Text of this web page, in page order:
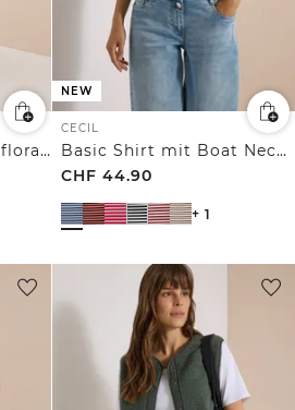
Knielanges Kleid mit floralem Muster
NEW
CECIL
Basic Shirt mit Boat Neck und Streifen
CHF 44.90
+ 1